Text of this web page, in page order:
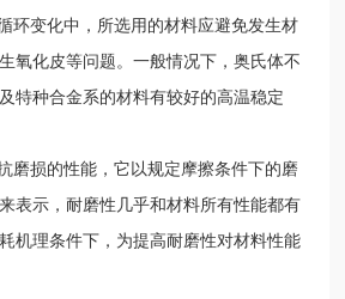
环变化中，所选用的材料应避免发生材
氧化皮等问题。一般情况下，奥氏体不
特种合金系的材料有较好的高温稳定
磨损的性能，它以规定摩擦条件下的磨
表示，耐磨性几乎和材料所有性能都有
机理条件下，为提高耐磨性对材料性能